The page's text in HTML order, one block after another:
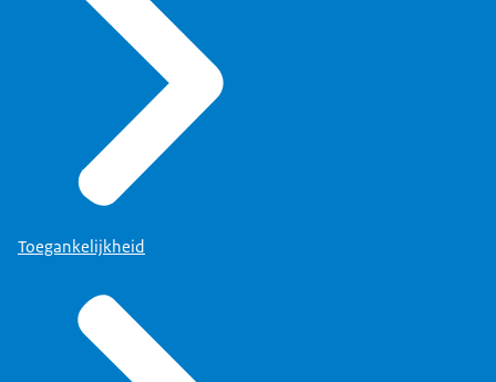
Toegankelijkheid